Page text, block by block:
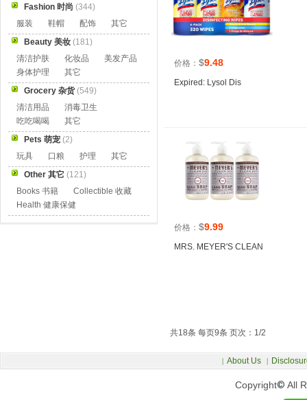
价格： $9.48
Expired: Lysol Dis
价格： $9.99
MRS. MEYER'S CLEAN
共18条 每页9条 页次：1/2
Fashion 时尚 (344)
服装
鞋帽 配饰
其它
Beauty 美妆 (181)
清洁护肤
化妆品
美发产品
身体护理
其它
Grocery 杂货(549)
清洁用品
消毒卫生
吃吃喝喝
其它
Pets 萌宠 (2)
玩具
口粮 护理
其它
Other 其它 (121)
Books 书籍
Collectible 收藏
Health 健康保健
Copyright© All
| About Us |